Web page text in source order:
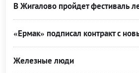
В Жигалово пройдет фестиваль
«Ермак» подписал контракт с
Железные люди